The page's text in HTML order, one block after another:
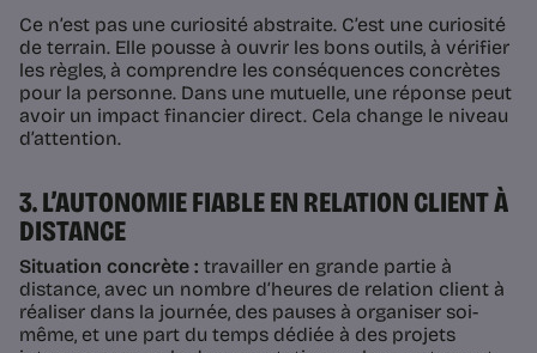
Ce n’est pas une curiosité abstraite. C’est une curiosité
de terrain. Elle pousse à ouvrir les bons outils, à vérifier
les règles, à comprendre les conséquences concrètes
pour la personne. Dans une mutuelle, une réponse peut
avoir un impact financier direct. Cela change le niveau
d’attention.
3. L’AUTONOMIE FIABLE EN RELATION CLIENT À
DISTANCE
Situation concrète : travailler en grande partie à
distance, avec un nombre d’heures de relation client à
réaliser dans la journée, des pauses à organiser soi-
même, et une part du temps dédiée à des projets